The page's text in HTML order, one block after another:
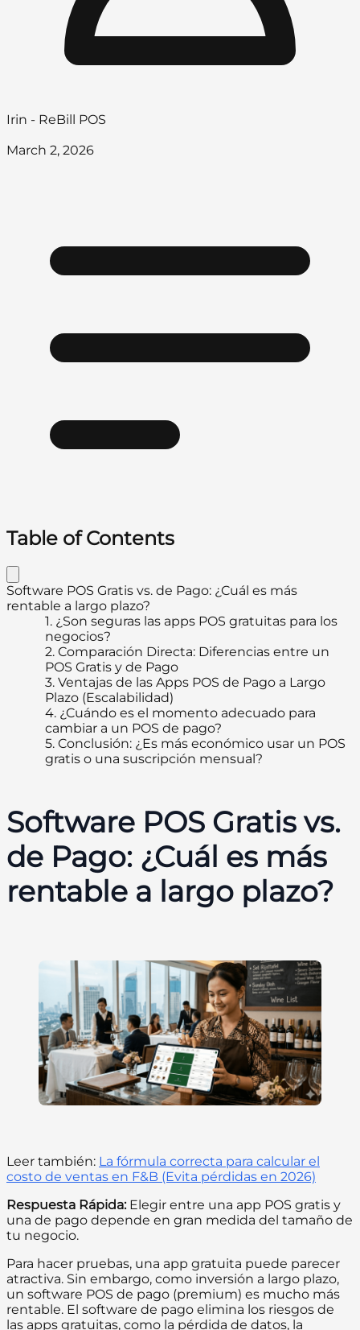
Irin - ReBill POS
March 2, 2026
Table of Contents
Software POS Gratis vs. de Pago: ¿Cuál es más
rentable a largo plazo?
1. ¿Son seguras las apps POS gratuitas para los
negocios?
2. Comparación Directa: Diferencias entre un
POS Gratis y de Pago
3. Ventajas de las Apps POS de Pago a Largo
Plazo (Escalabilidad)
4. ¿Cuándo es el momento adecuado para
cambiar a un POS de pago?
5. Conclusión: ¿Es más económico usar un POS
gratis o una suscripción mensual?
Software POS Gratis vs.
de Pago: ¿Cuál es más
rentable a largo plazo?
Leer también: La fórmula correcta para calcular el
costo de ventas en F&B (Evita pérdidas en 2026)
Respuesta Rápida:Elegir entre una app POS gratis y
una de pago depende en gran medida del tamaño de
tu negocio.
Para hacer pruebas, una app gratuita puede parecer
atractiva. Sin embargo, como inversión a largo plazo,
un software POS de pago (premium) es mucho más
rentable. El software de pago elimina los riesgos de
las apps gratuitas, como la pérdida de datos, la